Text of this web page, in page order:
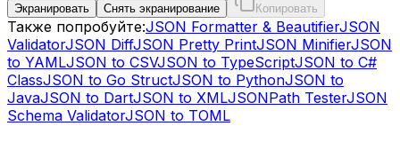
Экранировать Снять экранирование Копировать
Также попробуйте:JSON Formatter & BeautifierJSON
ValidatorJSON DiffJSON Pretty PrintJSON MinifierJSON
to YAMLJSON to CSVJSON to TypeScriptJSON to C#
ClassJSON to Go StructJSON to PythonJSON to
JavaJSON to DartJSON to XMLJSONPath TesterJSON
Schema ValidatorJSON to TOML